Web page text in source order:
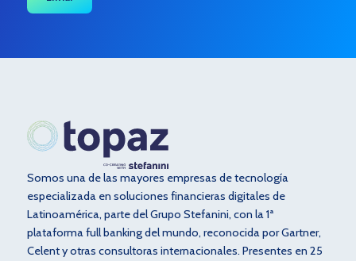
Somos una de las mayores empresas de tecnología
especializada en soluciones financieras digitales de
Latinoamérica, parte del Grupo Stefanini, con la 1ª
plataforma full banking del mundo, reconocida por Gartner,
Celent y otras consultoras internacionales. Presentes en 25